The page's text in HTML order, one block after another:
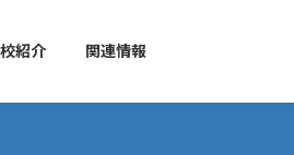
紹介 関連情報